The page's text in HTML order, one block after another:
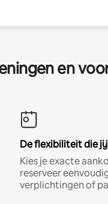
en
De flexibiliteit die
Kies je exacte
reserveer
verplichtingen of